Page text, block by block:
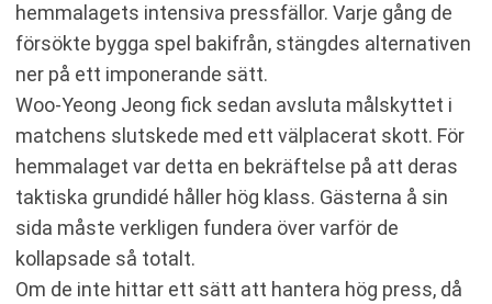
hemmalagets intensiva pressfällor. Varje gång de
försökte bygga spel bakifrån, stängdes alternativen
ner på ett imponerande sätt.
Woo-Yeong Jeong fick sedan avsluta målskyttet i
matchens slutskede med ett välplacerat skott. För
hemmalaget var detta en bekräftelse på att deras
taktiska grundidé håller hög klass. Gästerna å sin
sida måste verkligen fundera över varför de
kollapsade så totalt.
Om de inte hittar ett sätt att hantera hög press, då